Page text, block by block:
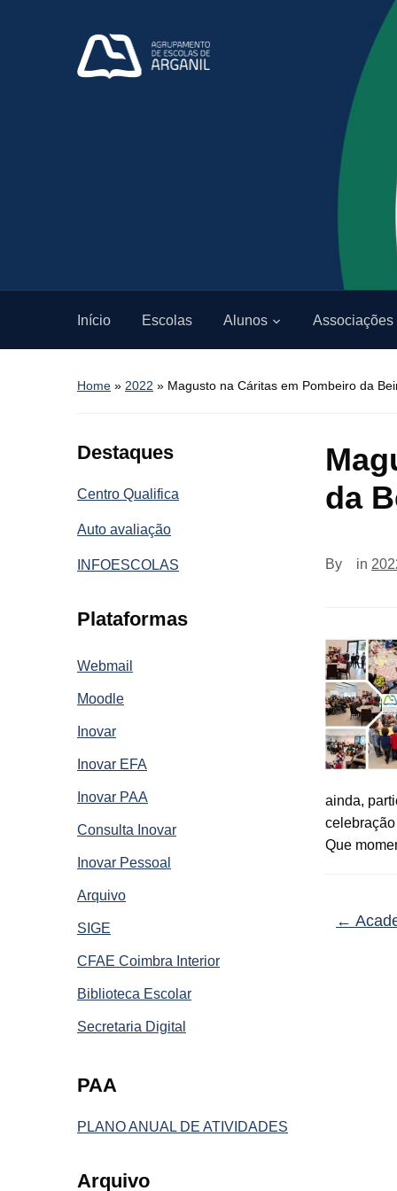
Início Escolas Alunos Associações
Home » 2022 » Magusto na Cáritas em Pombeiro da
Destaques
Centro Qualifica
Auto avaliação
INFOESCOLAS
Plataformas
Webmail
Moodle
Inovar
Inovar EFA
Inovar PAA
Consulta Inovar
Inovar Pessoal
Arquivo
SIGE
CFAE Coimbra Interior
Biblioteca Escolar
Secretaria Digital
PAA
PLANO ANUAL DE ATIVIDADES
Arquivo
da
By in
ainda,
Que
←